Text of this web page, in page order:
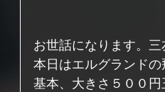
お世話になります。三
本日はエルグランド
基本、大きさ５００